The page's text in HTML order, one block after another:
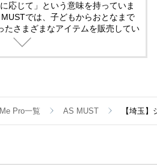
応じて」という意味を持っていま
では、子どもからおとなまで
たさまざまなアイテムを販売してい
好奇心を満たす、魅力あふれる商品
Pro一覧 AS MUST 【埼玉